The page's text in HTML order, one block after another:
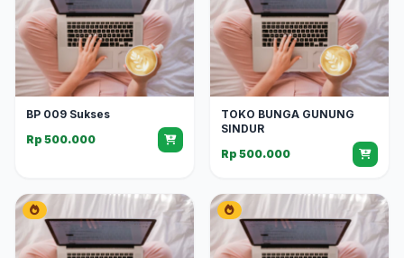
BP 009 Sukses
Rp 500.000
TOKO BUNGA GUNUNG
SINDUR
Rp 500.000